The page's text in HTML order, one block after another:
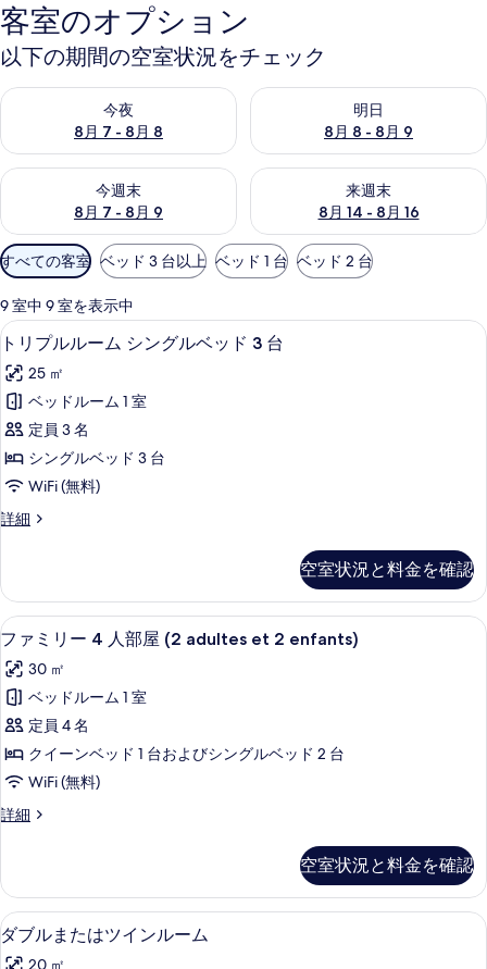
客室のオプション
以下の期間の空室状況をチェック
今夜
8月 7 - 8月 8
今夜 8月 7 - 8月 8 の空室状況をチェック
明日
8月 8 - 8月 9
明日 8月 8 - 8月 9 の空室状況
今週末
8月 7 - 8月 9
今週末 8月 7 - 8月 9 の空室状況をチェック
来週末
8月 14 - 8月 16
来週末 8月 14 - 8月 16 の空室
利
用
可
能
な
客
室
の
り
込
み
すべての客室 ベッド 3 台以上 ベッド 1 台 ベッド 2 台
9 室中 9 室を表示中
ト
リ
プ
ル
ル
ー
シ
グ
ル
ベ
ッ
ド
3
台
の
す
の
写
真
セーフティボックス (室内)、デスク
6
トリプルルーム シングルベッド 3 台
25 ㎡
ベッドルーム 1 室
定員 3 名
シングルベッド 3 台
WiFi (無料)
詳細
ト
ル
ー
ム
ン
グ
ル
ベ
ッ
ド
台
空室状況と料金を確認
フ
ァ
ミ
リ
ー
4
人
部
(2
adultes
et
2
ファミリー 4 人部屋 (2 adultes et 2
5
ファミリー 4 人部屋 (2 adultes et 2 enfants)
30 ㎡
ベッドルーム 1 室
定員 4 名
クイーンベッド 1 台およびシングルベッド 2 台
WiFi (無料)
詳細
フ
ー
4
人
部
空室状況と料金を確認
ダ
ブ
ダブルまたはツインルーム | セーフ
9
ダブルまたはツインルーム
20 ㎡